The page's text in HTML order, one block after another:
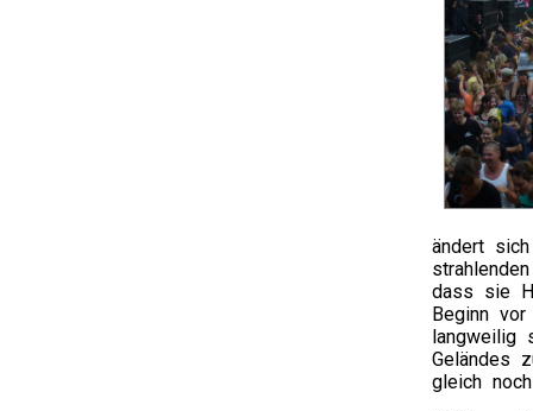
ändert
dass sie
Beginn
langweilig
Geländes
gleich